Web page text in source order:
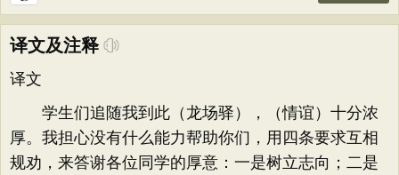
译文及注释
译文
学生们追随我到此（龙场驿），（情谊）十分浓
厚。我担心没有什么能力帮助你们，用四条要求互相
规劝，来答谢各位同学的厚意：一是树立志向；二是